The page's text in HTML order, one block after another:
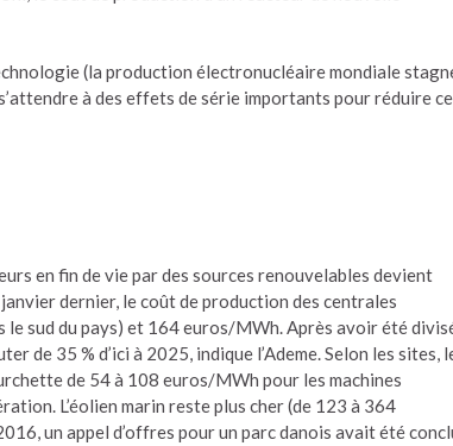
(la production électronucléaire mondiale
à des effets de série importants pour réduire
en fin de vie par des sources renouvelables devient
dernier, le coût de production des centrales
sud du pays) et 164 euros/MWh. Après avoir été
de 35 % d’ici à 2025, indique l’Ademe. Selon les sites,
de 54 à 108 euros/MWh pour les machines
L’éolien marin reste plus cher (de 123 à 364
un appel d’offres pour un parc danois avait été